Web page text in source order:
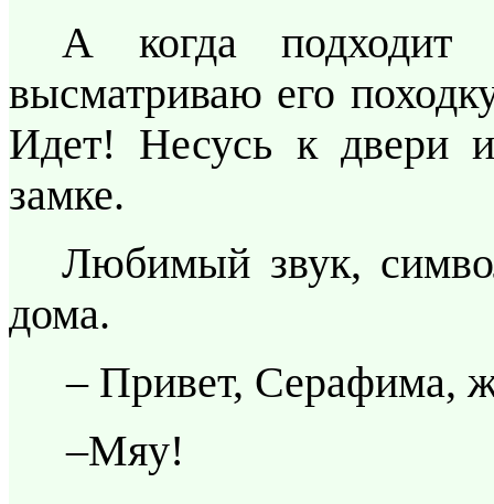
А когда
высматриваю его
Идет! Несусь к двери
замке.
Любимый звук,
дома.
– Привет, Серафима,
–Мяу!